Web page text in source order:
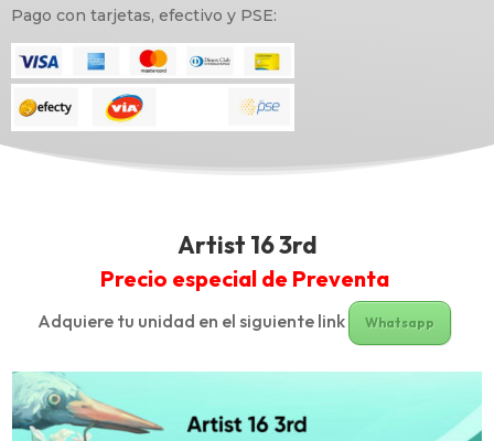
Pago con tarjetas, efectivo y PSE:
Artist 16 3rd
Precio especial de Preventa
Adquiere tu unidad en el siguiente link Whatsapp